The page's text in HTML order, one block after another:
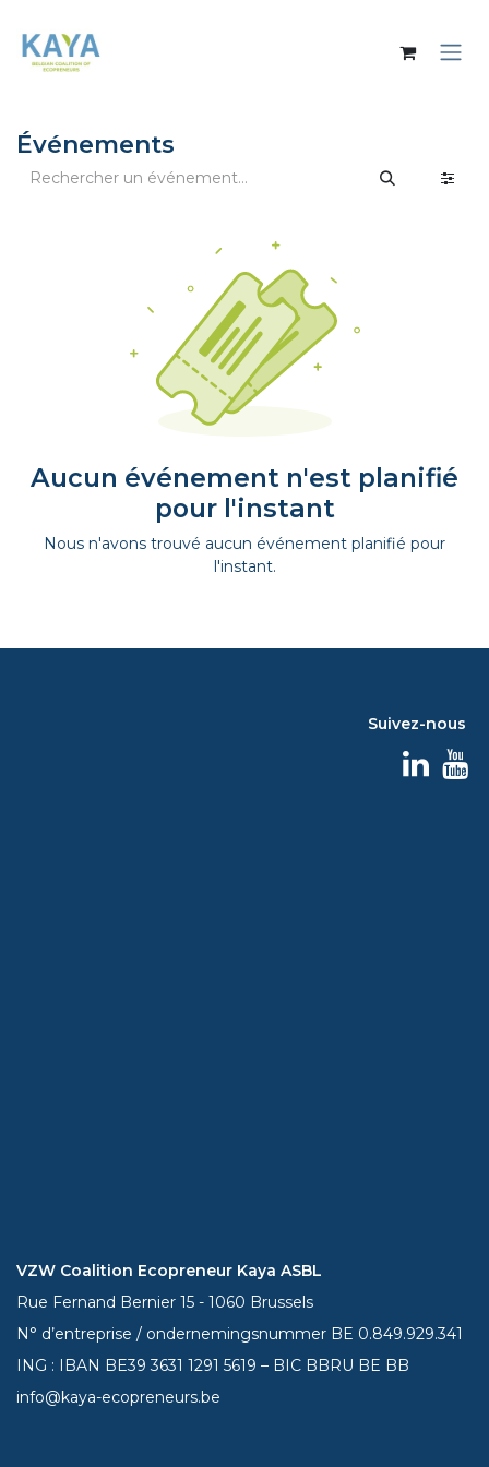
Événements
Aucun événement n'est planifié
pour l'instant
Nous n'avons trouvé aucun événement planifié pour
l'instant.
Suivez-nous
VZW Coalition Ecopreneur Kaya ASBL
Rue Fernand Bernier 15 - 1060 Brussels
N° d’entreprise / ondernemingsnummer BE 0.849.929.341
ING : IBAN BE393631 1291 5619 – BIC BBRU BE BB
info@kaya-ecopreneurs.be